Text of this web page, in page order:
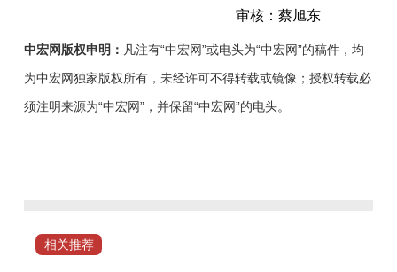
审核：蔡旭东
中宏网版权申明： 凡注有“中宏网”或电头为“中宏网”的稿件，均
为中宏网独家版权所有，未经许可不得转载或镜像；授权转载必
须注明来源为“中宏网”，并保留“中宏网”的电头。
由 相关推荐